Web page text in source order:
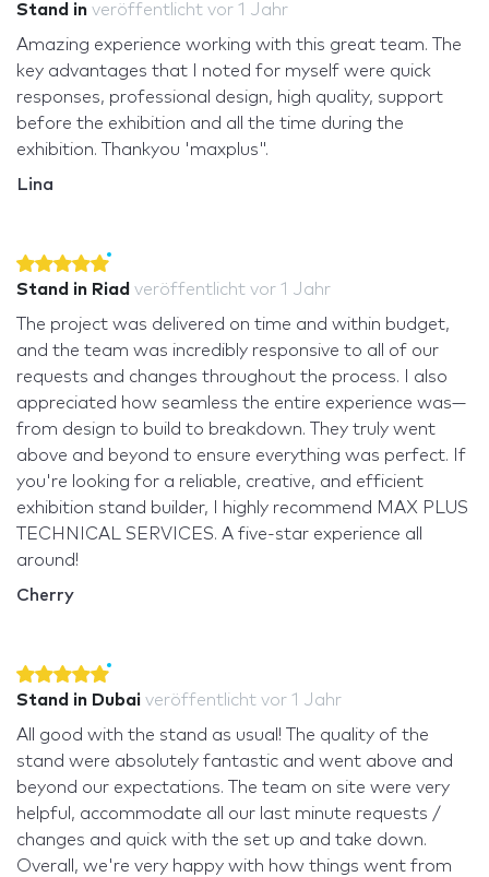
Stand in veröffentlicht vor 1 Jahr
Amazing experience working with this great team. The
key advantages that I noted for myself were quick
responses, professional design, high quality, support
before the exhibition and all the time during the
exhibition. Thankyou 'maxplus".
Lina
Stand in Riad veröffentlicht vor 1 Jahr
The project was delivered on time and within budget,
and the team was incredibly responsive to all of our
requests and changes throughout the process. I also
appreciated how seamless the entire experience was—
from design to build to breakdown. They truly went
above and beyond to ensure everything was perfect. If
you're looking for a reliable, creative, and efficient
exhibition stand builder, I highly recommend MAX PLUS
TECHNICAL SERVICES. A five-star experience all
around!
Cherry
Stand in Dubai veröffentlicht vor 1 Jahr
All good with the stand as usual! The quality of the
stand were absolutely fantastic and went above and
beyond our expectations. The team on site were very
helpful, accommodate all our last minute requests /
changes and quick with the set up and take down.
Overall, we're very happy with how things went from